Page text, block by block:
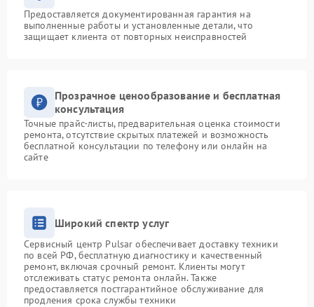
Предоставляется документированная гарантия на
выполненные работы и установленные детали, что
защищает клиента от повторных неисправностей
Прозрачное ценообразование и бесплатная
консультация
Точные прайс-листы, предварительная оценка стоимости
ремонта, отсутствие скрытых платежей и возможность
бесплатной консультации по телефону или онлайн на
сайте
Широкий спектр услуг
Сервисный центр Pulsar обеспечивает доставку техники
по всей РФ, бесплатную диагностику и качественный
ремонт, включая срочный ремонт. Клиенты могут
отслеживать статус ремонта онлайн. Также
предоставляется постгарантийное обслуживание для
продления срока службы техники